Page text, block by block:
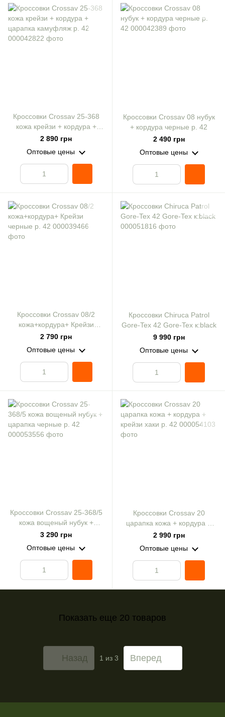
Кроссовки Crossav 25-368
кожа крейзи + кордура +
царапка камуфляж р. 42
2 890 грн
Оптовые цены
Кроссовки Crossav 08 нубук
+ кордура черные р. 42
2 490 грн
Оптовые цены
Кроссовки Crossav 08/2
кожа+кордура+ Крейзи
черные р. 42
2 790 грн
Оптовые цены
Кроссовки Chiruca Patrol
Gore-Tex 42 Gore-Tex к:black
9 990 грн
Оптовые цены
Кроссовки Crossav 25-368/5
кожа вощеный нубук +
царапка черные р. 42
3 290 грн
Оптовые цены
Кроссовки Crossav 20
царапка кожа + кордура +
крейзи хаки р. 42
2 990 грн
Оптовые цены
Показать еще 20 товаров
Назад 1 из 3 Вперед